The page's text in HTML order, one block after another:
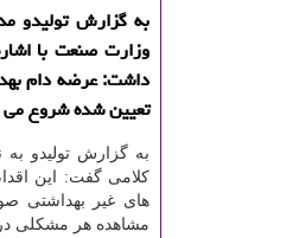
به گزارش تولیدو
وزارت صنعت با
داشت: عرضه دام
تعیین شده شروع
به گزارش تولیدو به
كلامی گفت: این
های غیر بهداشتی
مشاهده هر مشكلی در